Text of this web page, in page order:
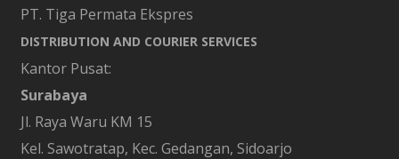
PT. Tiga Permata Ekspres
DISTRIBUTION AND COURIER SERVICES
Kantor Pusat:
Surabaya
Jl. Raya Waru KM 15
Kel. Sawotratap, Kec. Gedangan, Sidoarjo